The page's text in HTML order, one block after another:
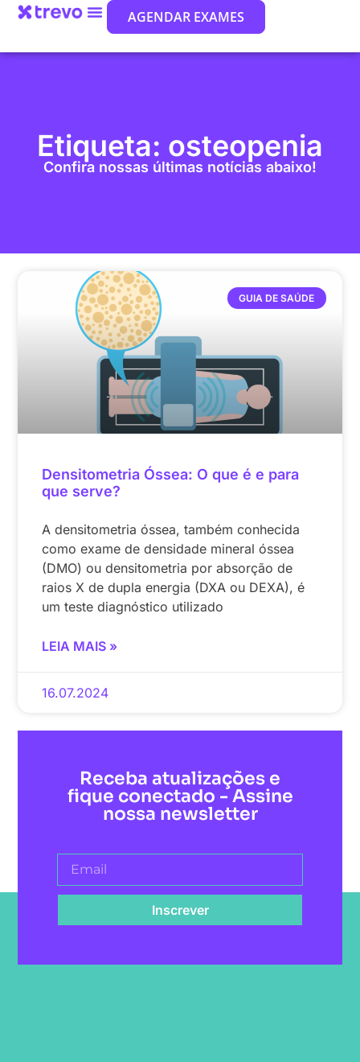
AGENDAR EXAMES
Etiqueta: osteopenia
Confira nossas últimas notícias abaixo!
GUIA DE SAÚDE
Densitometria Óssea: O que é e para
que serve?
A densitometria óssea, também conhecida
como exame de densidade mineral óssea
(DMO) ou densitometria por absorção de
raios X de dupla energia (DXA ou DEXA), é
um teste diagnóstico utilizado
LEIA MAIS »
16.07.2024
Receba atualizações e
fique conectado - Assine
nossa newsletter
Inscrever